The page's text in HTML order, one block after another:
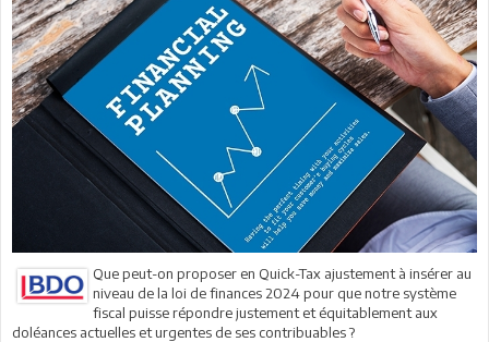
Que peut-on proposer en Quick-Tax ajustement à insérer au
niveau de la loi de finances 2024 pour que notre système
fiscal puisse répondre justement et équitablement aux
doléances actuelles et urgentes de ses contribuables ?